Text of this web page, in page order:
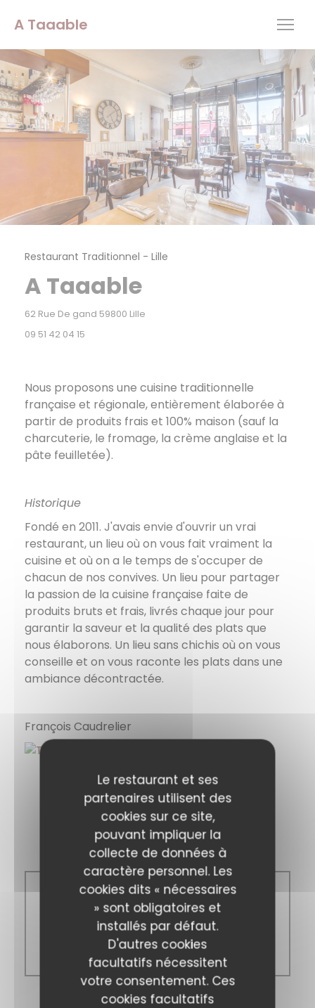
Le restaurant et ses
partenaires utilisent des
cookies sur ce site,
pouvant impliquer la
collecte de données à
caractère personnel. Les
cookies dits « nécessaires
» sont obligatoires et
installés par défaut.
D'autres cookies
facultatifs nécessitent
votre consentement. Ces
cookies facultatifs
A Taaable
Restaurant Traditionnel - Lille
A Taaable
62 Rue De gand 59800 Lille
09 51 42 04 15
Nous proposons une cuisine traditionnelle
française et régionale, entièrement élaborée à
partir de produits frais et 100% maison (sauf la
charcuterie, le fromage, la crème anglaise et la
pâte feuilletée).
Historique
Fondé en 2011. J'avais envie d'ouvrir un vrai
restaurant, un lieu où on vous fait vraiment la
cuisine et où on a le temps de s'occuper de
chacun de nos convives. Un lieu pour partager
la passion de la cuisine française faite de
produits bruts et frais, livrés chaque jour pour
garantir la saveur et la qualité des plats que
nous élaborons. Un lieu sans chichis où on vous
conseille et on vous raconte les plats dans une
ambiance décontractée.
François Caudrelier
Horaires
Lun-Dim
Fermé